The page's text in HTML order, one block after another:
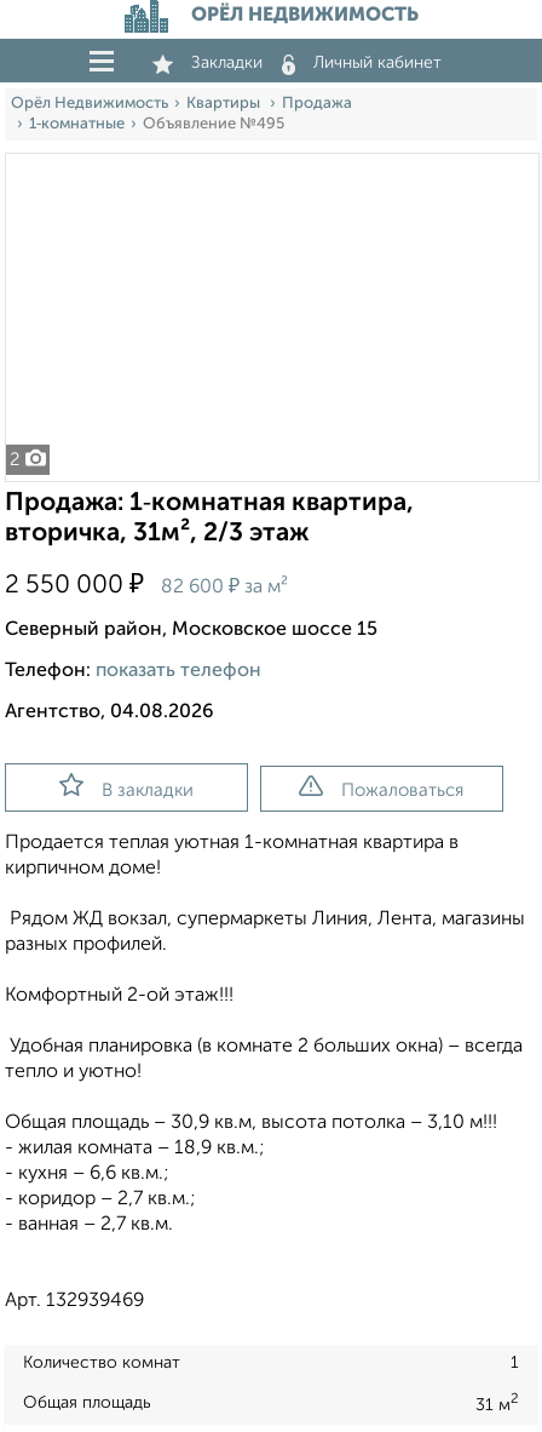
ОРЁЛ НЕДВИЖИМОСТЬ
Закладки Личный кабинет
Орёл Недвижимость Квартиры
Продажа
1‑комнатные
Объявление №495
2
Продажа: 1‑комнатная квартира,
вторичка, 31м², 2/3 этаж
2 550 000 ₽ 82 600 ₽ за м²
Северный район, Московское шоссе 15
Телефон: показать телефон
Агентство, 04.08.2026
В закладки Пожаловаться
Продается теплая уютная 1-комнатная квартира в
кирпичном доме!
️ Рядом ЖД вокзал, супермаркеты Линия, Лента, магазины
разных профилей.
Комфортный 2-ой этаж!!!
️ Удобная планировка (в комнате 2 больших окна) – всегда
тепло и уютно!
Общая площадь – 30,9 кв.м, высота потолка – 3,10 м!!!
- жилая комната – 18,9 кв.м.;
- кухня – 6,6 кв.м.;
- коридор – 2,7 кв.м.;
- ванная – 2,7 кв.м.
Арт. 132939469
Количество комнат 1
Общая площадь 31 м2